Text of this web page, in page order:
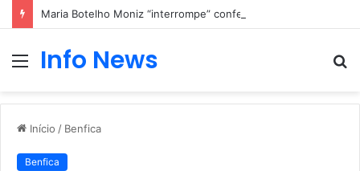
Maria Botelho Moniz “interrompe” confessionário
Menu
Info News
Início / Benfica
Benfica